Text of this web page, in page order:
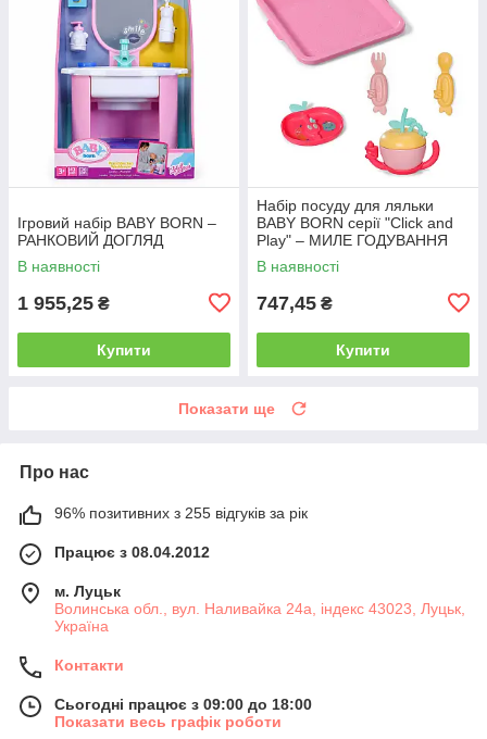
Ігровий набір BABY BORN –
РАНКОВИЙ ДОГЛЯД
В наявності
1 955,25 ₴
Купити
Набір посуду для ляльки
BABY BORN серії "Click and
Play" – МИЛЕ ГОДУВАННЯ
В наявності
747,45 ₴
Купити
Показати ще
Про нас
96% позитивних з 255 відгуків за рік
Працює з 08.04.2012
м. Луцьк
Волинська обл., вул. Наливайка 24а, індекс 43023, Луцьк,
Україна
Контакти
Сьогодні працює з 09:00 до 18:00
Показати весь графік роботи